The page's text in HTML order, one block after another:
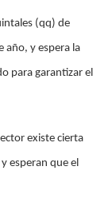
(qq) de
año, y espera la
para garantizar el
existe cierta
esperan que el